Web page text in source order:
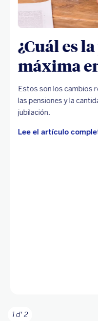
¿Cuál es
máxima
Estos son los cambios
las pensiones y la
jubilación.
Lee el artículo
1 d' 2